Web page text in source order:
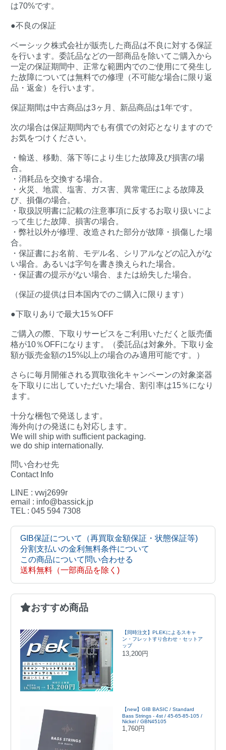
は70%です。
●不良の保証
ベーシック株式会社が販売した商品は不良に対する保証
を行います。委託品などの一部商品を除いてご購入から
一定の保証期間中、正常な範囲内でのご使用にて発生し
た故障については無料での修理（不可能な場合に限り返
品・返金）を行います。
保証期間は中古商品は3ヶ月、新品商品は1年です。
次の場合は保証期間内でも有償での対応となりますので
お気をつけください。
・輸送、移動、落下等により生じた故障及び損害の場
合。
・消耗品を交換する場合。
・火災、地震、塩害、ガス害、異常電圧による故障及
び、損傷の場合。
・取扱説明書に記載の注意事項に反するお取り扱いによ
って生じた故障、損害の場合。
・弊社以外が修理、改造された部分が故障・損傷した場
合。
・保証書にお名前、モデル名、シリアルなどの記入がな
い場合。あるいは字句を書き換えられた場合。
・保証書の提示がない場合、または紛失した場合。
（保証の提供は日本国内でのご購入に限ります）
●下取りありで最大15％OFF
ご購入の際、下取りサービスをご利用いただくと販売価
格が10％OFFになります。（委託品は対象外。下取り金
額が販売金額の15%以上の場合のみ適用可能です。）
さらに毎月開催される買取強化キャンペーンの対象楽器
を下取りに出していただいた場合、割引率は15％になり
ます。
十分な梱包で発送します。
海外向けの発送にも対応します。
We will ship with sufficient packaging.
we do ship internationally.
問い合わせ先
Contact Info
LINE : vwj2699r
email : info@bassick.jp
TEL : 045 594 7308
GIB保証について（再買取金額保証・状態保証等)
分割支払いの金利無料条件について
この商品について問い合わせる
送料無料（一部商品を除く)
おすすめ商品
【同時注文】PLEKによるスキャ
ン・フレットすり合わせ・セットア
ップ
13,200円
【new】GIB BASIC / Standard
Bass Strings - 4st / 45-65-85-105 /
Nickel / GBN45105
1,760円